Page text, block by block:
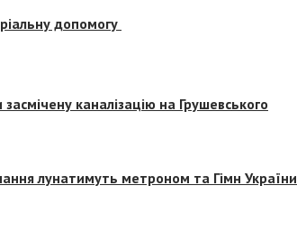
допомогу
каналізацію на Грушевського
лунатимуть метроном та Гімн України